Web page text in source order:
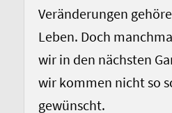
Veränderungen
Leben. Doch
wir in den nächsten
wir kommen nicht so
gewünscht.